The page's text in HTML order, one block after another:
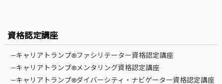
資格認定講座
—キャリアトランプ®ファシリテーター資格認定講座
—キャリアトランプ®メンタリング資格認定講座
—キャリアトランプ®ダイバーシティ・ナビゲーター資格認定講座